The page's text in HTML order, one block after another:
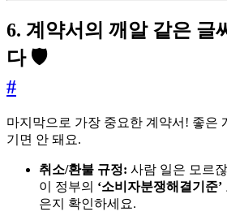
6. 계약서의 깨알 같은 글
다 🛡️
#
마지막으로 가장 중요한 계약서! 좋은
기면 안 돼요.
취소/환불 규정: 사람 일은 모르
이 정부의 ‘소비자분쟁해결기준’
은지 확인하세요.